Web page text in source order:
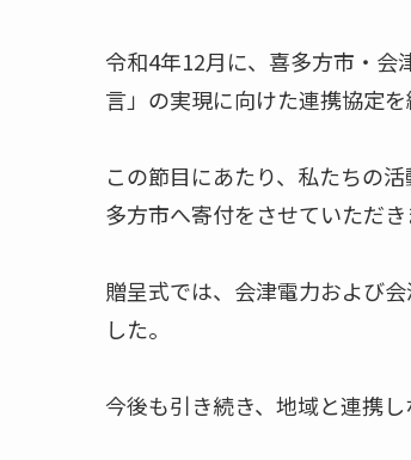
令和4年12月に、喜多方市・会
言」の実現に向けた連携協定
この節目にあたり、私たちの
多方市へ寄付をさせていただき
贈呈式では、会津電力および
した。
今後も引き続き、地域と連携